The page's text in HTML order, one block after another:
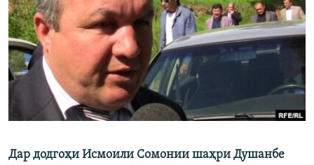
ГУЗОРИШҲОИ РАДИОӢ
Русский
ПАЙГИРӢ КУНЕД
Ҳамаи сомонаҳои RFE/RL
Дар додгоҳи Исмоили Сомонии шаҳри Душанбе